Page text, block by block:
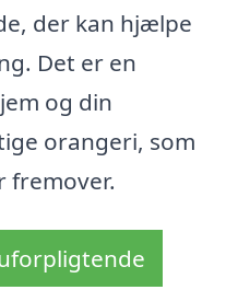
der kan hjælpe
Det er en
og din
orangeri, som
fremover.